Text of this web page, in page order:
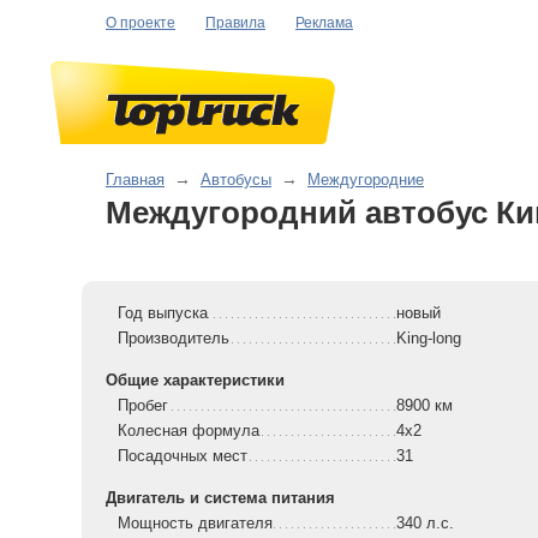
О проекте Правила Реклама
Главная → Автобусы → Междугородние
Междугородний автобус
Год выпуска
новый
Производитель
King-long
Общие характеристики
Пробег
8900 км
Колесная формула
4x2
Посадочных мест
31
Двигатель и система питания
Мощность двигателя
340 л.с.